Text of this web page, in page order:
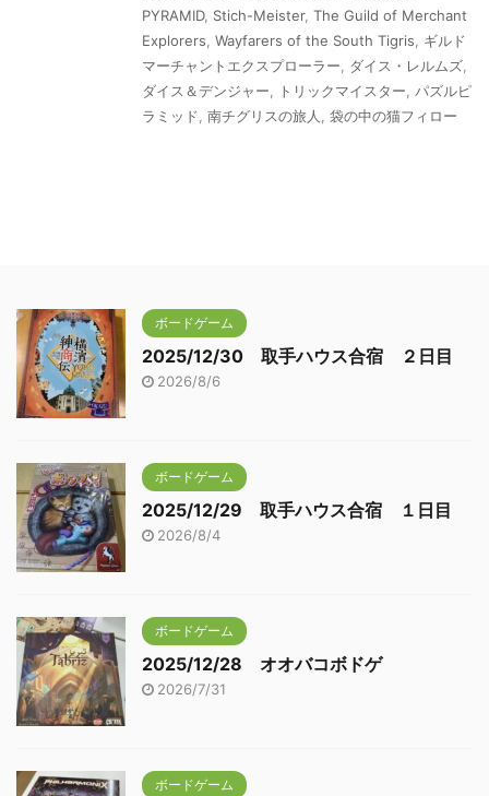
PYRAMID, Stich-Meister, The Guild of Merchant
Explorers Wayfarers of the South Tigris
ギルド
マーチャントエクスプローラー
ダイス・レルムズ
ダイス＆デンジャー
トリックマイスター
パズルピ
ラミッド 南チグリスの旅人 袋の中の猫フィロー
ボードゲーム
2025/12/30 取手ハウス合宿 ２日目
2026/8/6
ボードゲーム
2025/12/29 取手ハウス合宿 １日目
2026/8/4
ボードゲーム
2025/12/28 オオバコボドゲ
2026/7/31
ボードゲーム